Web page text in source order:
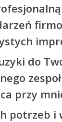
do
przy
potrzeb i